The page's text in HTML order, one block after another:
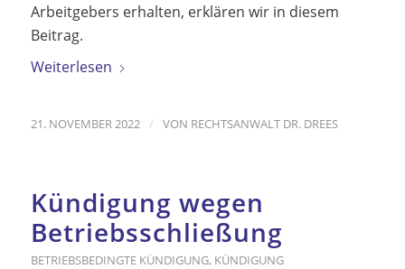
Arbeitgebers erhalten, erklären wir in diesem
Beitrag.
Weiterlesen
21. NOVEMBER 2022 / VON RECHTSANWALT DR. DREES
Kündigung wegen
Betriebsschließung
BETRIEBSBEDINGTE KÜNDIGUNG, KÜNDIGUNG